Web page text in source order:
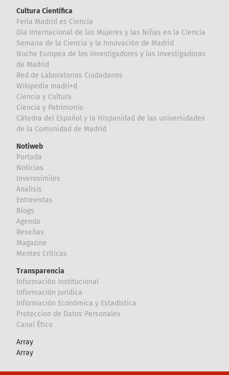
Cultura Científica
Feria Madrid es Ciencia
Día Internacional de las Mujeres y las Niñas en la Ciencia
Semana de la Ciencia y la Innovación de Madrid
Noche Europea de los Investigadores y las Investigadoras
de Madrid
Red de Laboratorios Ciudadanos
Wikipedia madri+d
Ciencia y Cultura
Ciencia y Patrimonio
Cátedra del Español y la Hispanidad de las universidades
de la Comunidad de Madrid
Notiweb
Portada
Noticias
Inverosímiles
Analisis
Entrevistas
Blogs
Agenda
Reseñas
Magazine
Mentes Críticas
Transparencia
Información Institucional
Información Jurídica
Información Económica y Estadística
Proteccion de Datos Personales
Canal Ético
Array
Array